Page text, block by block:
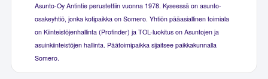
Asunto-Oy Antintie perustettiin vuonna 1978. Kyseessä on asunto-
osakeyhtiö, jonka kotipaikka on Somero. Yhtiön pääasiallinen toimiala
on Kiinteistöjenhallinta (Profinder) ja TOL-luokitus on Asuntojen ja
asuinkiinteistöjen hallinta. Päätoimipaikka sijaitsee paikkakunnalla
Somero.